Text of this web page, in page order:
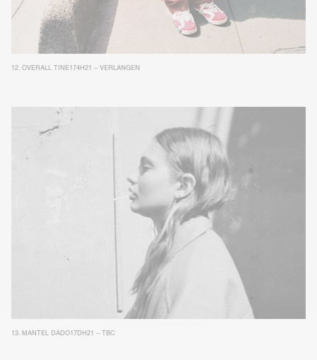
12. OVERALL TINE174H21 – VERLANGEN
13. MANTEL DADO17DH21 – TBC